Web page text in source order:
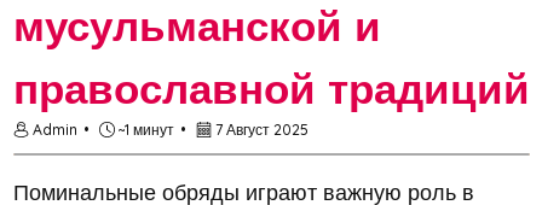
мусульманской и
православной традиций
Admin ~1 минут 7 Август 2025
Поминальные обряды играют важную роль в